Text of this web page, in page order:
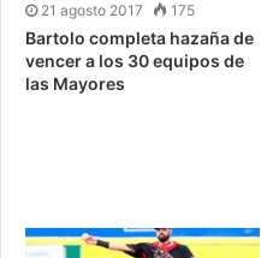
21 agosto 2017 175
Bartolo completa hazaña de
vencer a los 30 equipos de
las Mayores